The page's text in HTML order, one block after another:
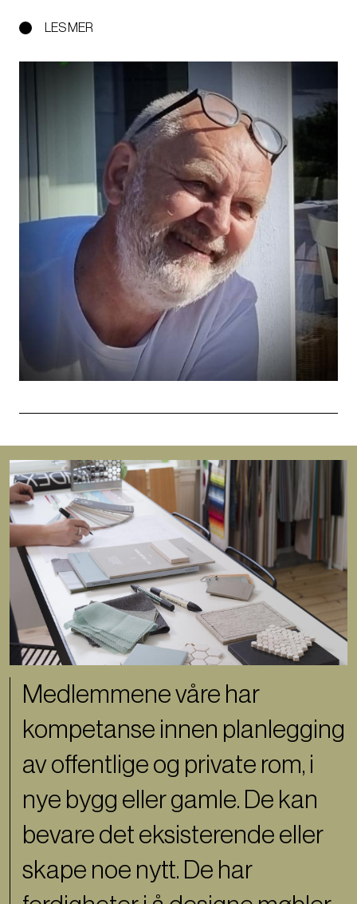
LES MER
Bilde
Medlemmene våre har
kompetanse innen planlegging
av offentlige og private rom, i
nye bygg eller gamle. De kan
bevare det eksisterende eller
skape noe nytt. De har